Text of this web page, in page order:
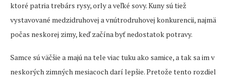
ktoré patria trebárs rysy, orly a veľké sovy. Kuny sú tiež
vystavované medzidruhovej a vnútrodruhovej konkurencii, najmä
počas neskorej zimy, keď začína byť nedostatok potravy.
Samce sú väčšie a majú na tele viac tuku ako samice, a tak sa im v
neskorých zimných mesiacoch darí lepšie. Pretože tento rozdiel